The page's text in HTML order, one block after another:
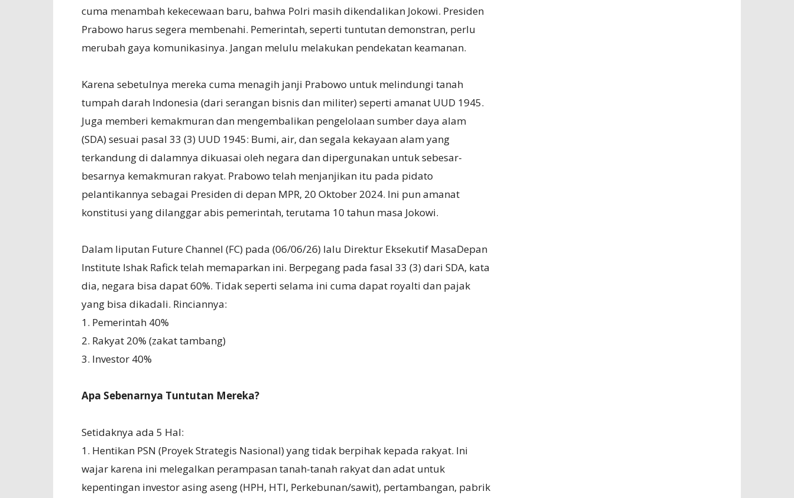
cuma menambah kekecewaan baru, bahwa Polri masih dikendalikan Jokowi. Presiden
Prabowo harus segera membenahi. Pemerintah, seperti tuntutan demonstran, perlu
merubah gaya komunikasinya. Jangan melulu melakukan pendekatan keamanan.
Karena sebetulnya mereka cuma menagih janji Prabowo untuk melindungi tanah
tumpah darah Indonesia (dari serangan bisnis dan militer) seperti amanat UUD 1945.
Juga memberi kemakmuran dan mengembalikan pengelolaan sumber daya alam
(SDA) sesuai pasal 33 (3) UUD 1945: Bumi, air, dan segala kekayaan alam yang
terkandung di dalamnya dikuasai oleh negara dan dipergunakan untuk sebesar-
besarnya kemakmuran rakyat. Prabowo telah menjanjikan itu pada pidato
pelantikannya sebagai Presiden di depan MPR, 20 Oktober 2024. Ini pun amanat
konstitusi yang dilanggar abis pemerintah, terutama 10 tahun masa Jokowi.
Dalam liputan Future Channel (FC) pada (06/06/26) lalu Direktur Eksekutif MasaDepan
Institute Ishak Rafick telah memaparkan ini. Berpegang pada fasal 33 (3) dari SDA, kata
dia, negara bisa dapat 60%. Tidak seperti selama ini cuma dapat royalti dan pajak
yang bisa dikadali. Rinciannya:
1. Pemerintah 40%
2. Rakyat 20% (zakat tambang)
3. Investor 40%
Apa Sebenarnya Tuntutan Mereka?
Setidaknya ada 5 Hal:
1. Hentikan PSN (Proyek Strategis Nasional) yang tidak berpihak kepada rakyat. Ini
wajar karena ini melegalkan perampasan tanah-tanah rakyat dan adat untuk
kepentingan investor asing aseng (HPH, HTI, Perkebunan/sawit), pertambangan, pabrik